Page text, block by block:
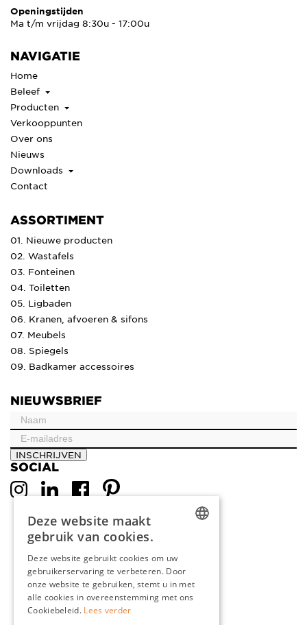
Openingstijden
Ma t/m vrijdag 8:30u - 17:00u
NAVIGATIE
Home
Beleef
Producten
Verkooppunten
Over ons
Nieuws
Downloads
Contact
ASSORTIMENT
01. Nieuwe producten
02. Wastafels
03. Fonteinen
04. Toiletten
05. Ligbaden
06. Kranen, afvoeren & sifons
07. Meubels
08. Spiegels
09. Badkamer accessoires
NIEUWSBRIEF
INSCHRIJVEN
SOCIAL
ENGLISH
FRENCH
Deze website maakt
gebruik van cookies.
Deze website gebruikt cookies om uw
gebruikerservaring te verbeteren. Door
onze website te gebruiken, stemt u in met
alle cookies in overeenstemming met ons
Cookiebeleid. Lees verder